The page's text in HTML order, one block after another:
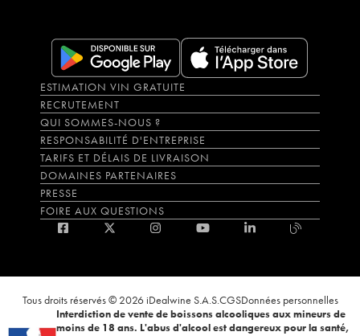
ESTIMATION VIN GRATUITE
RECRUTEMENT
QUI SOMMES-NOUS ?
RESPONSABILITÉ D'ENTREPRISE
TARIFS ET DÉLAIS DE LIVRAISON
DOMAINES PARTENAIRES
PRESSE
FOIRE AUX QUESTIONS
Tous droits réservés © 2026 iDealwine S.A.S.CGSDonnées personnelles
Interdiction de vente de boissons alcooliques aux mineurs de
moins de 18 ans. L'abus d'alcool est dangereux pour la santé,